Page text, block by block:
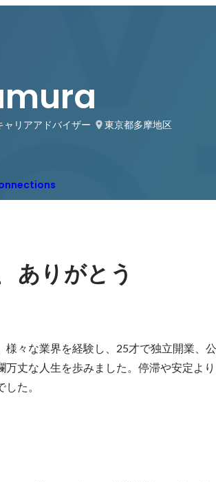
ャリアアドバイザー
東京都多摩地区
ありがとう
々な業界を経験し、25才で独立開業、
丈な人生を歩みました。停滞や安定よ
た。